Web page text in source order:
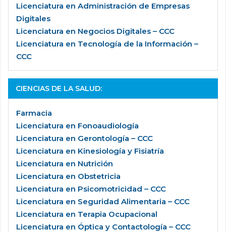
Licenciatura en Administración de Empresas
Digitales
Licenciatura en Negocios Digitales – CCC
Licenciatura en Tecnología de la Información –
CCC
CIENCIAS DE LA SALUD:
Farmacia
Licenciatura en Fonoaudiología
Licenciatura en Gerontología – CCC
Licenciatura en Kinesiología y Fisiatría
Licenciatura en Nutrición
Licenciatura en Obstetricia
Licenciatura en Psicomotricidad – CCC
Licenciatura en Seguridad Alimentaria – CCC
Licenciatura en Terapia Ocupacional
Licenciatura en Óptica y Contactología – CCC